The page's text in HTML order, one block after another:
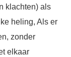
klachten) als
heling, Als er
zonder
elkaar